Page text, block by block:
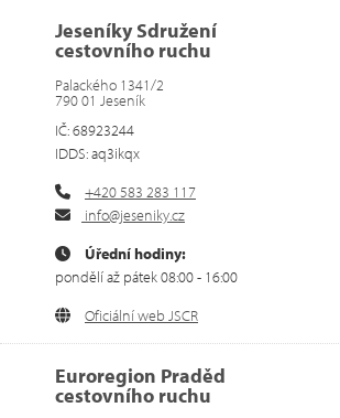
Jeseníky Sdružení
cestovního ruchu
Palackého 1341/2
790 01 Jeseník
IČ: 68923244
IDDS: aq3ikqx
+420 583 283 117
info@jeseniky.cz
Úřední hodiny:
pondělí až pátek 08:00 - 16:00
Oficiální web JSCR
Euroregion Praděd
cestovního ruchu